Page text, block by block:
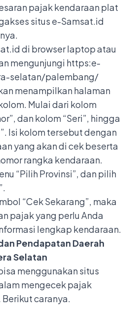
pajak kendaraan plat
situs e-Samsat.id
di browser laptop atau
mengunjungi https:e-
selatan/palembang/
menampilkan halaman
Mulai dari kolom
dan kolom “Seri”, hingga
Isi kolom tersebut dengan
yang akan di cek beserta
rangka kendaraan.
“Pilih Provinsi”, dan pilih
“Cek Sekarang”, maka
pajak yang perlu Anda
lengkap kendaraan.
Pendapatan Daerah
Selatan
menggunakan situs
mengecek pajak
caranya.